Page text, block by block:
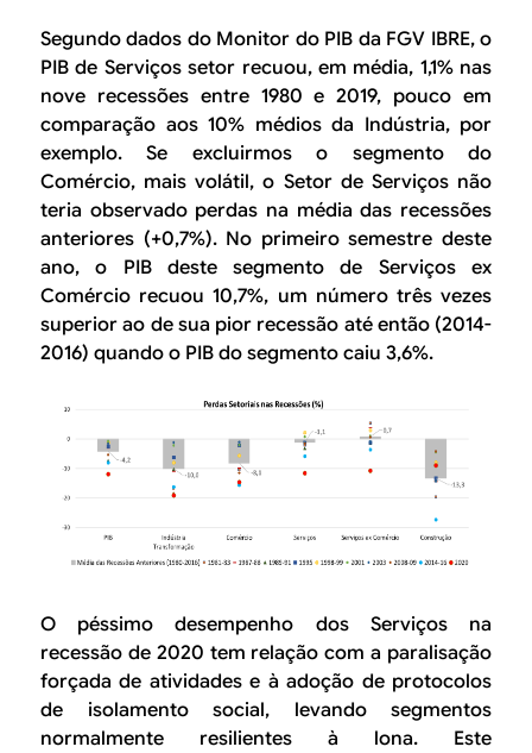
Segundo dados do Monitor do PIB da FGV IBRE, o
PIB de Serviçossetor recuou, em média, 1,1% nas
nove recessões entre 1980 e 2019, pouco em
comparação aos 10% médios da Indústria, por
exemplo. Se excluirmos o segmento do
Comércio, mais volátil, o Setor de Serviços não
teria observado perdas na média das recessões
anteriores (+0,7%). No primeiro semestre deste
ano, o PIB deste segmento de Serviços ex
Comércio recuou 10,7%, um número três vezes
superior ao de sua pior recessão até então (2014-
2016) quando o PIB do segmento caiu 3,6%.
O péssimo desempenho dos Serviçosna
recessão de 2020 tem relação com a paralisação
forçada de atividades e à adoção de protocolos
de isolamento social, levando segmentos
normalmente resilientes à lona. Este